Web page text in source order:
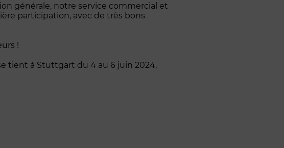
générale, notre service commercial et
participation, avec de très bons
!
tient à Stuttgart du 4 au 6 juin 2024,